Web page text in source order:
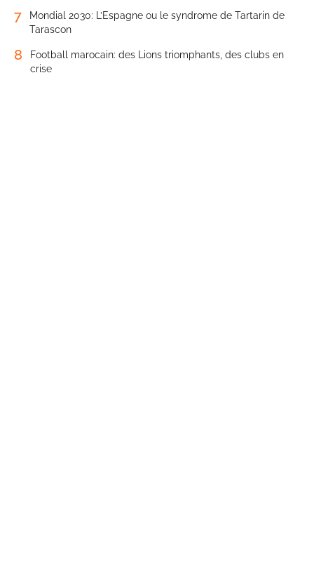
7
Mondial 2030: L’Espagne ou le syndrome de Tartarin de
Tarascon
8
Football marocain: des Lions triomphants, des clubs en
crise